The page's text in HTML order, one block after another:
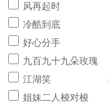
风再起时
冷酷到底
好心分手
九百九十九朵玫瑰
江湖笑
姐妹二人梭对梭